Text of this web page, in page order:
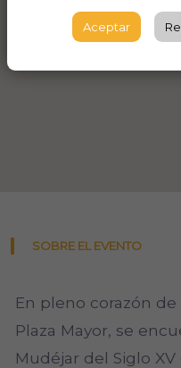
SOBRE EL EVENTO
En pleno corazón
Plaza Mayor, se
Mudéjar del Siglo
Aceptar